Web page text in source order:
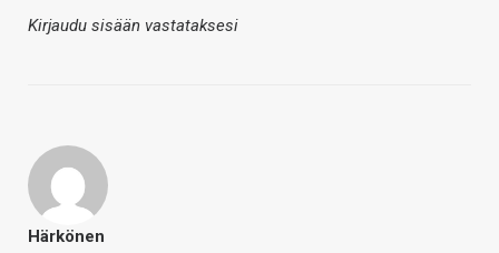
Kirjaudu sisään vastataksesi
Härkönen